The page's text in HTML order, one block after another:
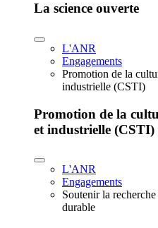
La science ouverte
L'ANR
Engagements
Promotion de la
industrielle (CSTI)
Promotion de la
et industrielle (CSTI)
L'ANR
Engagements
Soutenir la
durable